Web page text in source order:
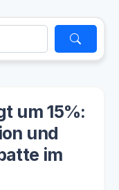
um 15%:
und
im